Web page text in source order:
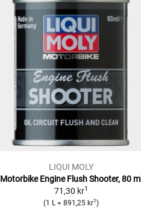
LIQUI MOLY
Motorbike Engine Flush Shooter, 80 ml
71,30 kr1
(1 L = 891,25 kr1 )